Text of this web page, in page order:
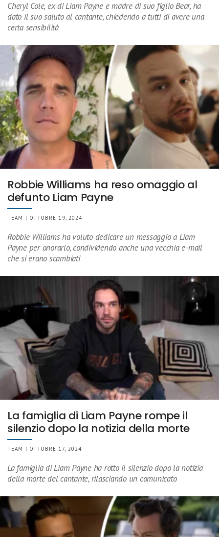
Cheryl Cole, ex di Liam Payne e madre di suo figlio Bear, ha
dato il suo saluto al cantante, chiedendo a tutti di avere una
certa sensibilità
Robbie Williams ha reso omaggio al
defunto Liam Payne
TEAM | OTTOBRE 19, 2024
Robbie Williams ha voluto dedicare un messaggio a Liam
Payne per onorarlo, condividendo anche una vecchia e-mail
che si erano scambiati
La famiglia di Liam Payne rompe il
silenzio dopo la notizia della morte
TEAM | OTTOBRE 17, 2024
La famiglia di Liam Payne ha rotto il silenzio dopo la notizia
della morte del cantante, rilasciando un comunicato